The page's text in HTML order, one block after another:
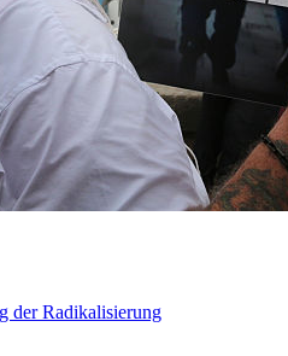
der Radikalisierung